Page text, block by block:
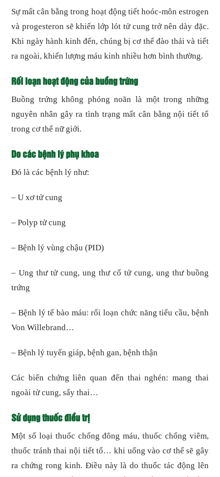
Sự mất cân bằng trong hoạt động tiết hoóc-môn estrogen
và progesteron sẽ khiến lớp lót tử cung trở nên dày đặc.
Khi ngày hành kinh đến, chúng bị cơ thể đào thải và tiết
ra ngoài, khiến lượng máu kinh nhiều hơn bình thường.
Rối loạn hoạt động của buồng trứng
Buồng trứng không phóng noãn là một trong những
nguyên nhân gây ra tình trạng mất cân bằng nội tiết tố
trong cơ thể nữ giới.
Do các bệnh lý phụ khoa
Đó là các bệnh lý như:
– U xơ tử cung
– Polyp tử cung
– Bệnh lý vùng chậu (PID)
– Ung thư tử cung, ung thư cổ tử cung, ung thư buồng
trứng
– Bệnh lý tế bào máu: rối loạn chức năng tiểu cầu, bệnh
Von Willebrand…
– Bệnh lý tuyến giáp, bệnh gan, bệnh thận
Các biến chứng liên quan đến thai nghén: mang thai
ngoài tử cung, sẩy thai…
Sử dụng thuốc điều trị
Một số loại thuốc chống đông máu, thuốc chống viêm,
thuốc tránh thai nội tiết tố… khi uống vào cơ thể sẽ gây
ra chứng rong kinh. Điều này là do thuốc tác động lên